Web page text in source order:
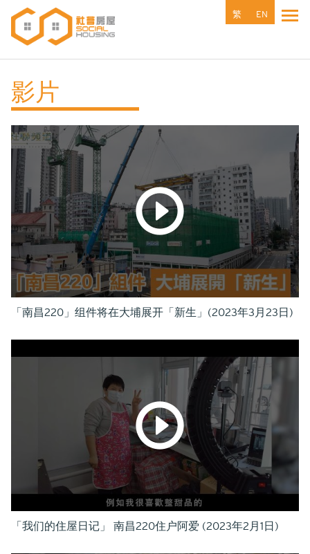
主
繁 EN
影片
「南昌220」组件将在大埔展开「新生」(2023年3月23日)
「我们的住屋日记」 南昌220住户阿爱 (2023年2月1日)